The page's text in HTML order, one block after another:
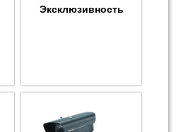
Эксклюзивность